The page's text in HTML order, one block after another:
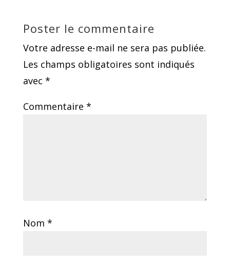
Poster le commentaire
Votre adresse e-mail ne sera pas publiée.
Les champs obligatoires sont indiqués
avec *
Commentaire *
Nom *